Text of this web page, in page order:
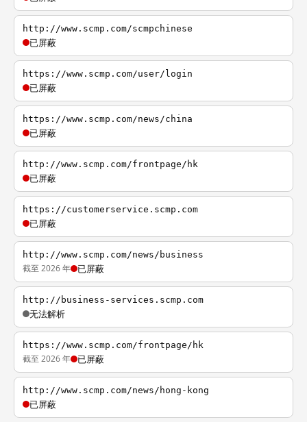
http://www.scmp.com/scmpchinese
已屏蔽
https://www.scmp.com/user/login
已屏蔽
https://www.scmp.com/news/china
已屏蔽
http://www.scmp.com/frontpage/hk
已屏蔽
https://customerservice.scmp.com
已屏蔽
http://www.scmp.com/news/business
截至 2026 年 已屏蔽
http://business-services.scmp.com
无法解析
https://www.scmp.com/frontpage/hk
截至 2026 年 已屏蔽
http://www.scmp.com/news/hong-kong
已屏蔽